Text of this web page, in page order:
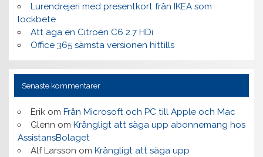
Lurendrejeri med presentkort från IKEA som
lockbete
Att äga en Citroën C6 2.7 HDi
Office 365 sämsta versionen hittills
Senaste kommentarer
Erikom Från Microsoft och PC till Apple och Mac
Glenn om Krångligt att säga upp abonnemang hos
AssistansBolaget
Alf Larsson om Krångligt att säga upp